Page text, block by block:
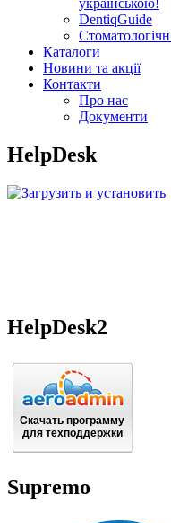
українською!
DentiqGuide
Каталоги
Новини та акції
Контакти
Про нас
Документи
HelpDesk
HelpDesk2
Скачать программу
для техподдержки
Supremo